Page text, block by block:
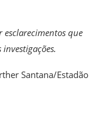
esclarecimentos que
Santana/Estadão